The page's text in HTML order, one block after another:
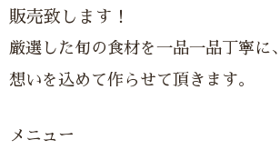
販売致します！
厳選した旬の食材を一品一品丁寧に、
想いを込めて作らせて頂きます。
メニュー